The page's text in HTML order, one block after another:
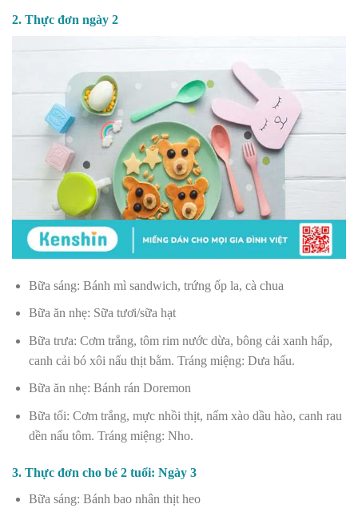
2. Thực đơn ngày 2
Bữa sáng: Bánh mì sandwich, trứng ốp la, cà chua
Bữa ăn nhẹ: Sữa tươi/sữa hạt
Bữa trưa: Cơm trắng, tôm rim nước dừa, bông cải xanh hấp,
canh cải bó xôi nấu thịt bằm. Tráng miệng: Dưa hấu.
Bữa ăn nhẹ: Bánh rán Doremon
Bữa tối: Cơm trắng, mực nhồi thịt, nấm xào dầu hào, canh rau
dền nấu tôm. Tráng miệng: Nho.
3. Thực đơn cho bé 2 tuổi: Ngày 3
Bữa sáng: Bánh bao nhân thịt heo